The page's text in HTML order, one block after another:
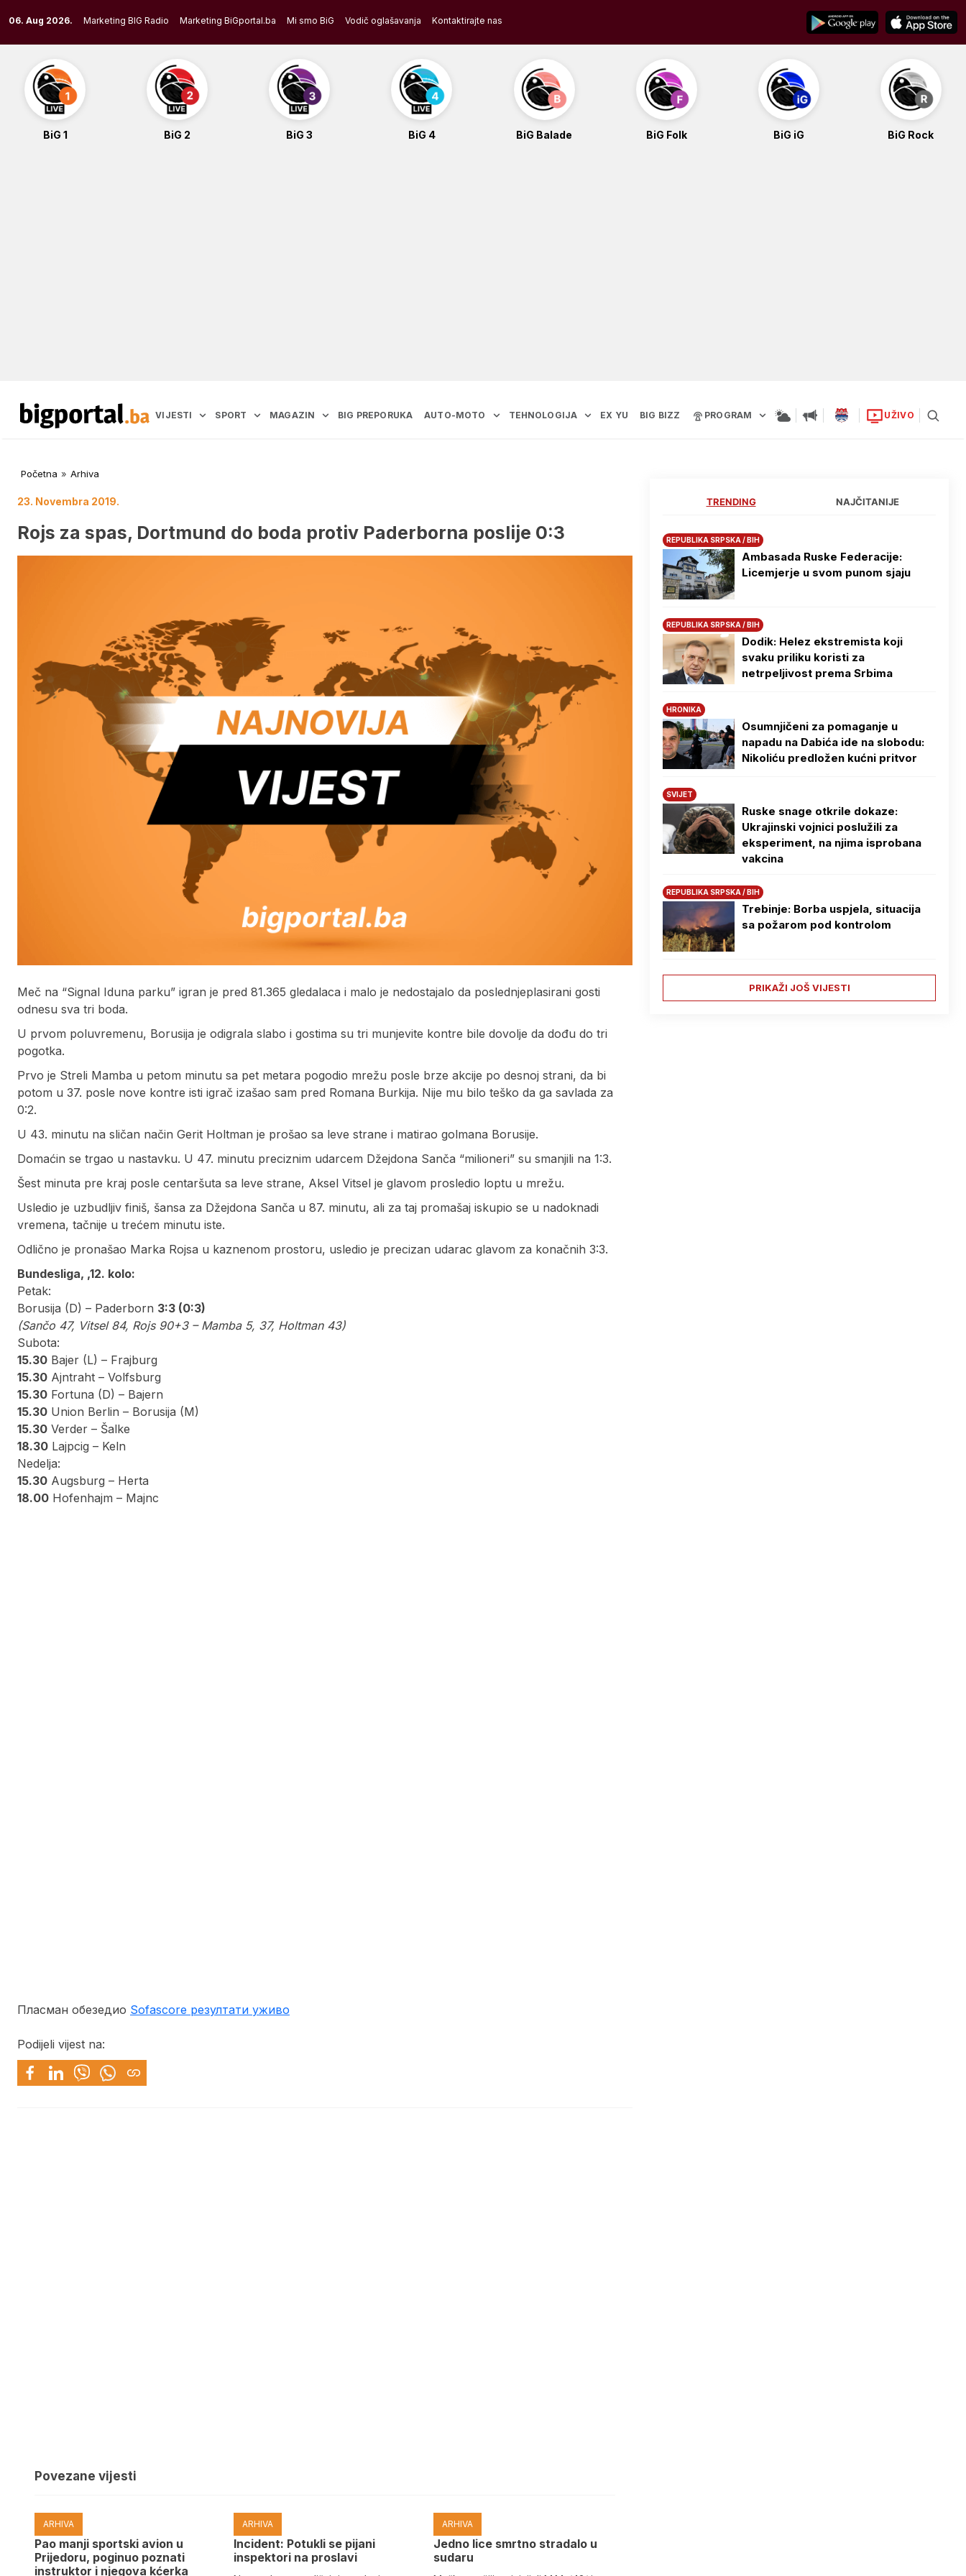
to
content
06. Aug 2026. Marketing BIG Radio Marketing BiGportal.ba Mi smo BiG Vodič oglašavanja Kontaktirajte nas
BiG 1 BiG 2 BiG 3 BiG 4 BiG Balade BiG Folk BiG iG BiG Rock
VIJESTI SPORT MAGAZIN BIG PREPORUKA AUTO-MOTO TEHNOLOGIJA EX YU BIG BIZZ PROGRAM UŽIVO
Početna » Arhiva
23. Novembra 2019.
Rojs za spas, Dortmund do boda protiv Paderborna poslije 0:3
Meč na “Signal Iduna parku” igran je pred 81.365 gledalaca i malo je nedostajalo da poslednjeplasirani gosti
odnesu sva tri boda.
U prvom poluvremenu, Borusija je odigrala slabo i gostima su tri munjevite kontre bile dovolje da dođu do tri
pogotka.
Prvo je Streli Mamba u petom minutu sa pet metara pogodio mrežu posle brze akcije po desnoj strani, da bi
potom u 37. posle nove kontre isti igrač izašao sam pred Romana Burkija. Nije mu bilo teško da ga savlada za
0:2.
U 43. minutu na sličan način Gerit Holtman je prošao sa leve strane i matirao golmana Borusije.
Domaćin se trgao u nastavku. U 47. minutu preciznim udarcem Džejdona Sanča “milioneri” su smanjili na 1:3.
Šest minuta pre kraj posle centaršuta sa leve strane, Aksel Vitsel je glavom prosledio loptu u mrežu.
Usledio je uzbudljiv finiš, šansa za Džejdona Sanča u 87. minutu, ali za taj promašaj iskupio se u nadoknadi
vremena, tačnije u trećem minutu iste.
Odlično je pronašao Marka Rojsa u kaznenom prostoru, usledio je precizan udarac glavom za konačnih 3:3.
Bundesliga, ‚12. kolo:
Petak:
Borusija (D) – Paderborn 3:3 (0:3)
(Sančo 47, Vitsel 84, Rojs 90+3 – Mamba 5, 37, Holtman 43)
Subota:
15.30 Bajer (L) – Frajburg
15.30 Ajntraht – Volfsburg
15.30 Fortuna (D) – Bajern
15.30 Union Berlin – Borusija (M)
15.30 Verder – Šalke
18.30 Lajpcig – Keln
Nedelja:
15.30 Augsburg – Herta
18.00 Hofenhajm – Majnc
Пласман обезедио Sofascore резултати уживо
Podijeli vijest na:
Povezane vijesti
ARHIVA
Pao manji sportski avion u
Prijedoru, poginuo poznati
instruktor i njegova kćerka
ARHIVA
Incident: Potukli se pijani
inspektori na proslavi
ARHIVA
Јedno lice smrtno stradalo u
sudaru
TRENDING NAJČITANIJE
REPUBLIKA SRPSKA / BIH
Ambasada Ruske Federacije:
Licemjerje u svom punom sjaju
REPUBLIKA SRPSKA / BIH
Dodik: Helez ekstremista koji
svaku priliku koristi za
netrpeljivost prema Srbima
HRONIKA
Osumnjičeni za pomaganje u
napadu na Dabića ide na slobodu:
Nikoliću predložen kućni pritvor
SVIJET
Ruske snage otkrile dokaze:
Ukrajinski vojnici poslužili za
eksperiment, na njima isprobana
vakcina
REPUBLIKA SRPSKA / BIH
Trebinje: Borba uspjela, situacija
sa požarom pod kontrolom
PRIKAŽI JOŠ VIJESTI